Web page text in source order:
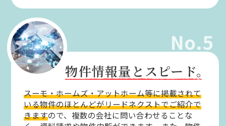
No.5
物件情報量とスピード。
スーモ・ホームズ・アットホーム等に掲載されて
いる物件のほとんどがリードネクストでご紹介で
きますので、複数の会社に問い合わせることな